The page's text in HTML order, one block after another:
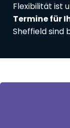
Flexibilität ist
Termine für
Sheffield sind